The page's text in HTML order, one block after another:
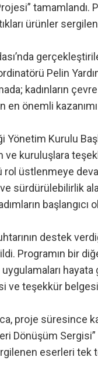
ürünler
Pelin
kadınların
önemli
Yönetim Kurulu
kuruluşlara
rol üstlenmeye
sürdürülebilirlik
başlangıcı
destek
Programın bir
uygulamaları
ve teşekkür
proje süresince
Dönüşüm
eserleri tek